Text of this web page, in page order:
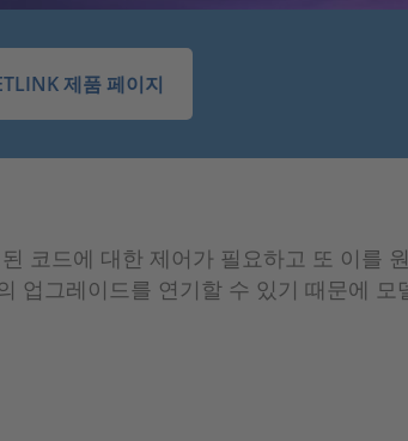
제품 페이지
코드에 대한 제어가 필요하고 또 이를
업그레이드를 연기할 수 있기 때문에